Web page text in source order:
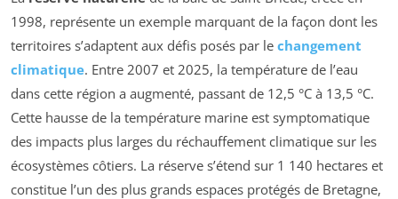
1998, représente un exemple marquant de la façon dont les
territoires s’adaptent aux défis posés par le changement
climatique. Entre 2007 et 2025, la température de l’eau
dans cette région a augmenté, passant de 12,5 °C à 13,5 °C.
Cette hausse de la température marine est symptomatique
des impacts plus larges du réchauffement climatique sur les
écosystèmes côtiers. La réserve s’étend sur 1 140 hectares et
constitue l’un des plus grands espaces protégés de Bretagne,